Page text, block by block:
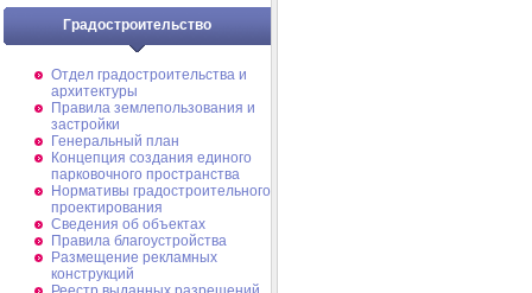
Градостроительство
Отдел градостроительства и
архитектуры
Правила землепользования и
застройки
Генеральный план
Концепция создания единого
парковочного пространства
Нормативы градостроительного
проектирования
Сведения об объектах
Правила благоустройства
Размещение рекламных
конструкций